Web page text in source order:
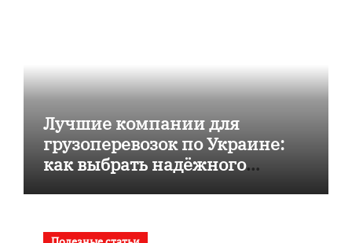
Лучшие компании для
грузоперевозок по Украине:
как выбрать надёжного